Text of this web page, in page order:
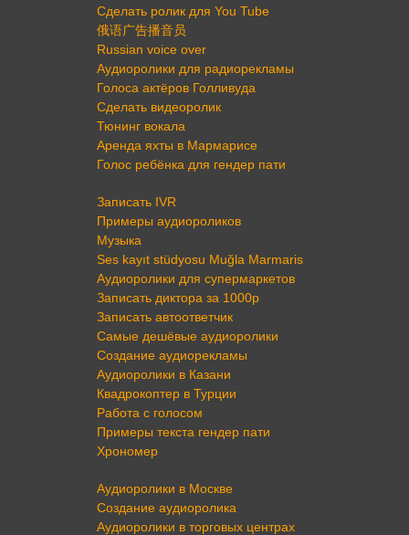
Сделать ролик для You Tube
俄语广告播音员
Russian voice over
Аудиоролики для радиорекламы
Голоса актёров Голливуда
Сделать видеоролик
Тюнинг вокала
Аренда яхты в Мармарисе
Голос ребёнка для гендер пати
Записать IVR
Примеры аудиороликов
Музыка
Ses kayıt stüdyosu Muğla Marmaris
Аудиоролики для супермаркетов
Записать диктора за 1000р
Записать автоответчик
Самые дешёвые аудиоролики
Создание аудиорекламы
Аудиоролики в Казани
Квадрокоптер в Турции
Работа с голосом
Примеры текста гендер пати
Хрономер
Аудиоролики в Москве
Создание аудиоролика
Аудиоролики в торговых центрах